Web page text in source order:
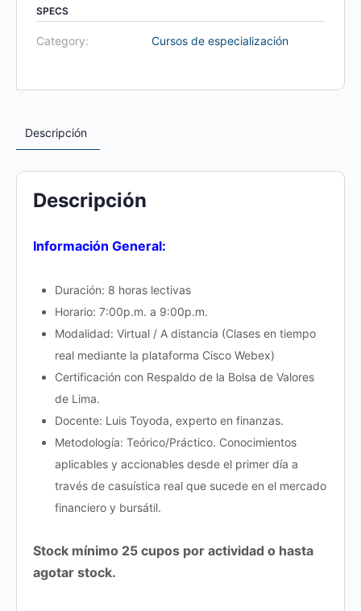
y
SPECS
Category: Cursos de especialización
Descripción
Descripción
Información General:
Duración: 8 horas lectivas
Horario: 7:00p.m. a 9:00p.m.
Modalidad: Virtual / A distancia (Clases en tiempo
real mediante la plataforma Cisco Webex)
Certificación con Respaldo de la Bolsa de Valores
de Lima.
Docente: Luis Toyoda, experto en finanzas.
Metodología: Teórico/Práctico. Conocimientos
aplicables y accionables desde el primer día a
través de casuística real que sucede en el mercado
financiero y bursátil.
Stock mínimo 25 cupos por actividad o hasta
agotar stock.